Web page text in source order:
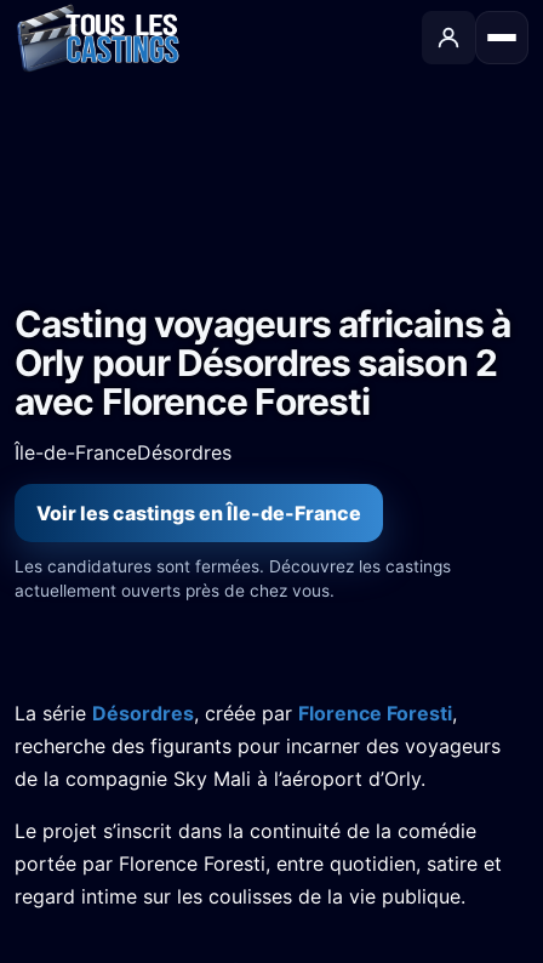
Casting voyageurs africains à
Orly pour Désordres saison 2
avec Florence Foresti
Île-de-FranceDésordres
Voir les castings en Île-de-France
Les candidatures sont fermées. Découvrez les castings
actuellement ouverts près de chez vous.
La série Désordres, créée par Florence Foresti,
recherche des figurants pour incarner des voyageurs
de la compagnie Sky Mali à l’aéroport d’Orly.
Le projet s’inscrit dans la continuité de la comédie
portée par Florence Foresti, entre quotidien, satire et
regard intime sur les coulisses de la vie publique.